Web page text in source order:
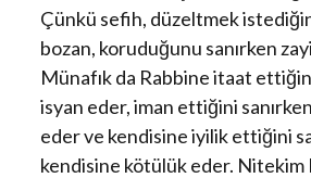
Çünkü sefih, düzeltmek
bozan, koruduğunu sanırken
Münafık da Rabbine itaat
isyan eder, iman ettiğini
eder ve kendisine iyilik ettiğini
kendisine kötülük eder. Nitekim